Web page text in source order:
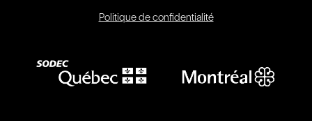
Politique de confidentialité